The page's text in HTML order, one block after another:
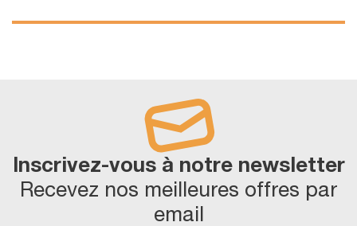
Inscrivez-vous à notre newsletter
Recevez nos meilleures offres par
email